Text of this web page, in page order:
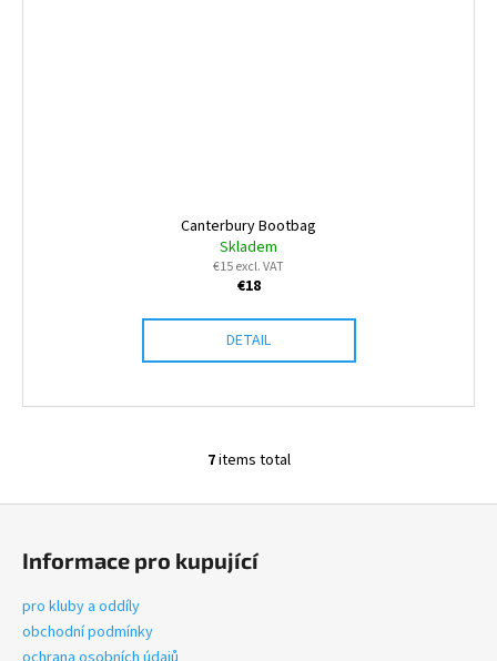
Canterbury Bootbag
Skladem
€15 excl. VAT
€18
DETAIL
L
i
7items total
Informace pro kupující
pro kluby a oddíly
obchodní podmínky